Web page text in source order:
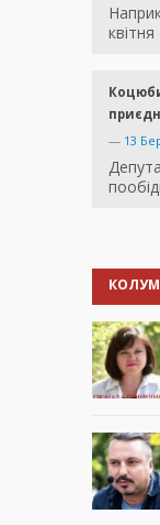
— 13